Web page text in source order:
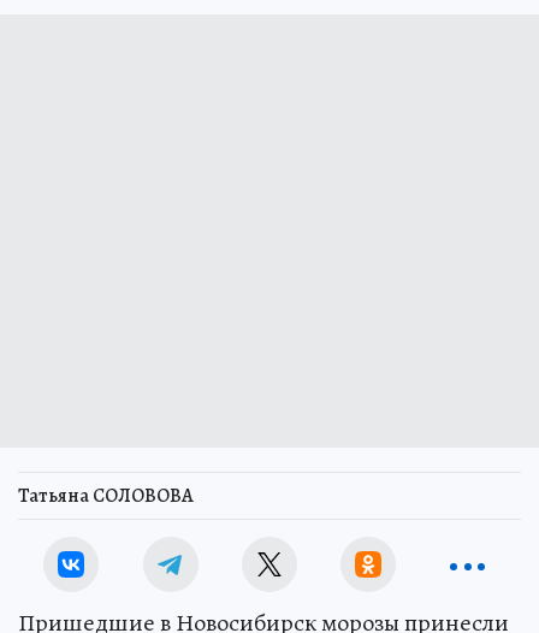
Татьяна СОЛОВОВА
Пришедшие в Новосибирск морозы принесли